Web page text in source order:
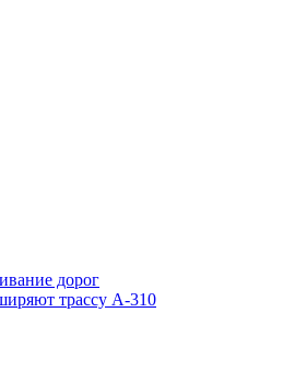
дорог
трассу А-310